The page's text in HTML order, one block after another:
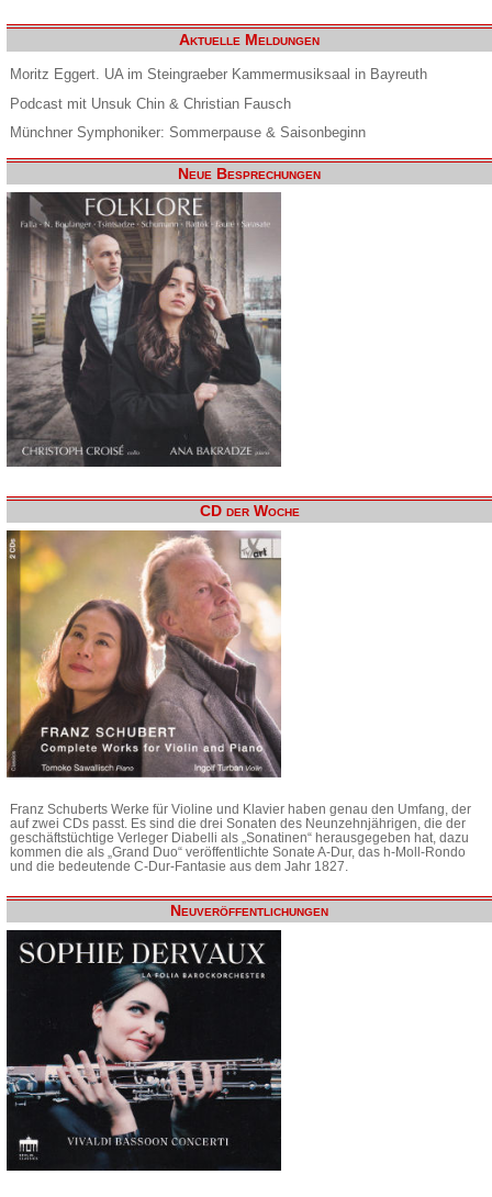
Aktuelle Meldungen
Moritz Eggert. UA im Steingraeber Kammermusiksaal in Bayreuth
Podcast mit Unsuk Chin & Christian Fausch
Münchner Symphoniker: Sommerpause & Saisonbeginn
Neue Besprechungen
CD der Woche
Franz Schuberts Werke für Violine und Klavier haben genau den Umfang, der
auf zwei CDs passt. Es sind die drei Sonaten des Neunzehnjährigen, die der
geschäftstüchtige Verleger Diabelli als „Sonatinen“ herausgegeben hat, dazu
kommen die als „Grand Duo“ veröffentlichte Sonate A-Dur, das h-Moll-Rondo
und die bedeutende C-Dur-Fantasie aus dem Jahr 1827.
Neuveröffentlichungen